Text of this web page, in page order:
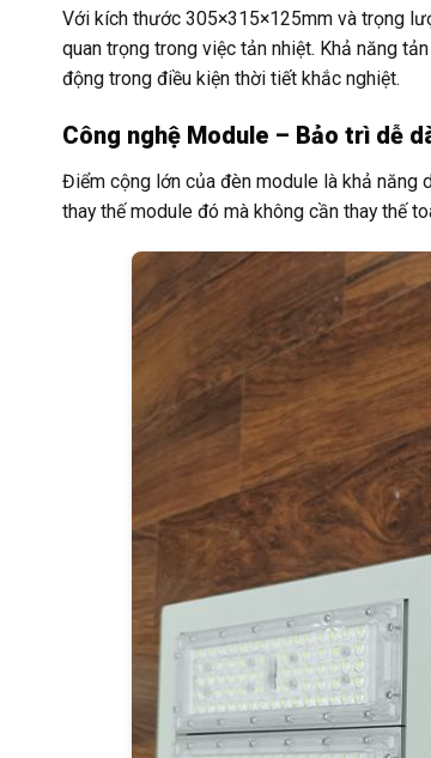
Với kích thước 305×315×125mm và trọng
quan trọng trong việc tản nhiệt. Khả năng
động trong điều kiện thời tiết khắc nghiệt.
Công nghệ Module – Bảo trì dễ
Điểm cộng lớn của đèn module là khả năng
thay thế module đó mà không cần thay thế